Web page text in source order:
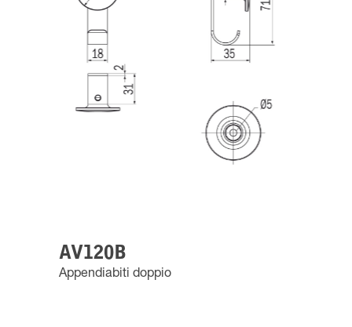
AV120B
Appendiabiti doppio